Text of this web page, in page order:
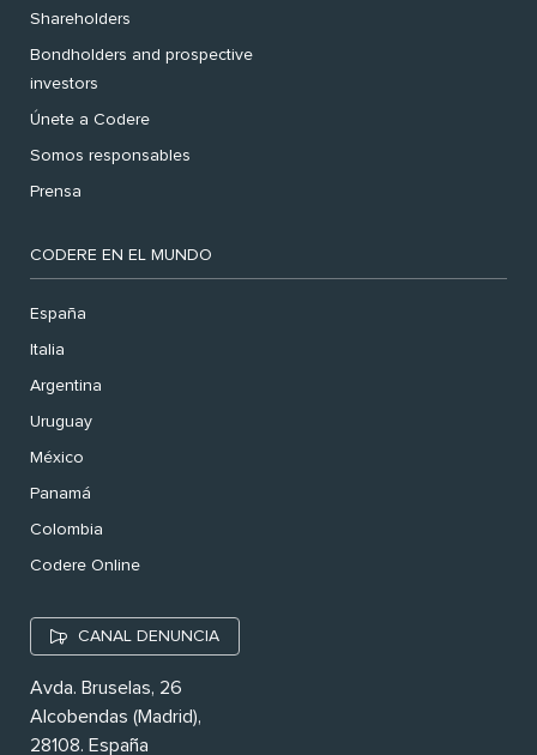
Shareholders
Bondholders and prospective
investors
Únete a Codere
Somos responsables
Prensa
CODERE EN EL MUNDO
España
Italia
Argentina
Uruguay
México
Panamá
Colombia
Codere Online
CANAL DENUNCIA
Avda. Bruselas, 26
Alcobendas (Madrid),
28108. España